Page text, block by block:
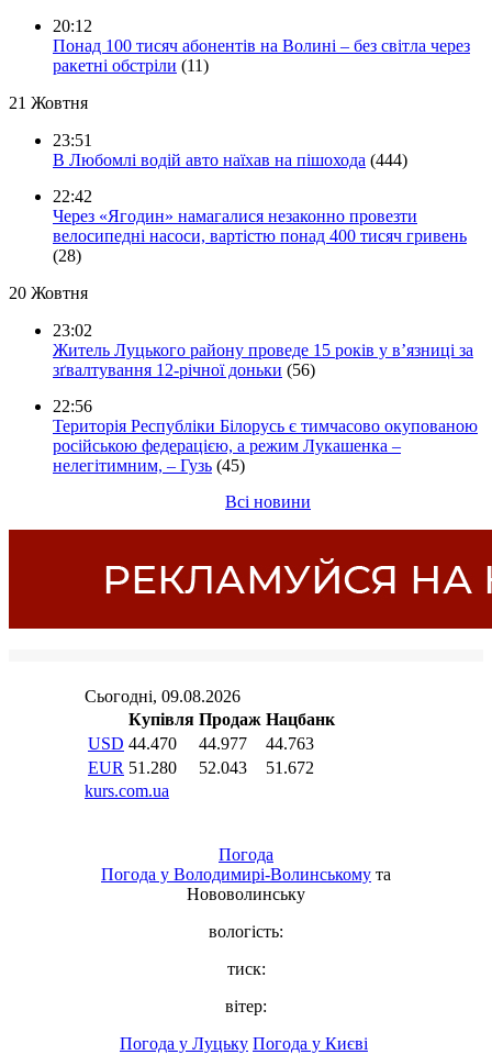
20:12
Понад 100 тисяч абонентів на Волині – без світла через
ракетні обстріли (11)
21 Жовтня
23:51
В Любомлі водій авто наїхав на пішохода (444)
22:42
Через «Ягодин» намагалися незаконно провезти
велосипедні насоси, вартістю понад 400 тисяч гривень
(28)
20 Жовтня
23:02
Житель Луцького району проведе 15 років у в’язниці за
зґвалтування 12-річної доньки (56)
22:56
Територія Республіки Білорусь є тимчасово окупованою
російською федерацією, а режим Лукашенка –
нелегітимним, – Гузь (45)
Всі новини
Погода
Погода у Володимирі-Волинському та
Нововолинську
вологість:
тиск:
вітер:
Погода у Луцьку Погода у Києві